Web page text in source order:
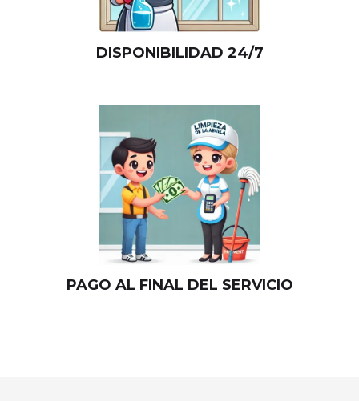
DISPONIBILIDAD 24/7
PAGO AL FINAL DEL SERVICIO